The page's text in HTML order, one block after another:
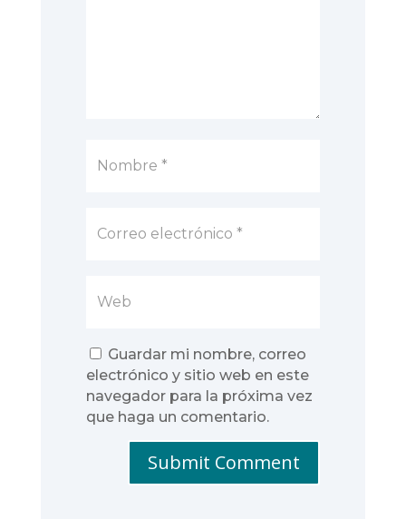
Guardar mi nombre, correo
electrónico y sitio web en este
navegador para la próxima vez
que haga un comentario.
Submit Comment